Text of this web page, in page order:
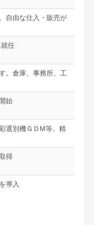
自由な仕入・販売が
任
。倉庫、事務所、工
始
選別機ＧＤM等、精
得
導入